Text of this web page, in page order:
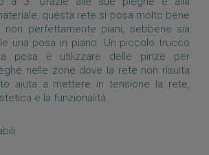
questa rete si posa molto bene
non perfettamente piani, sebbene sia
una posa in piano. Un piccolo trucco
posa è utilizzare delle pinze per
nelle zone dove la rete non risulta
aiuta a mettere in tensione la rete,
e la funzionalità.